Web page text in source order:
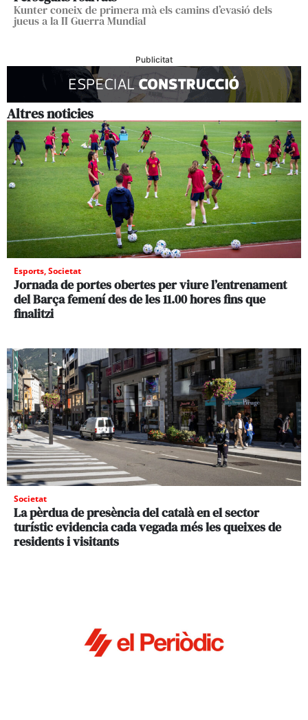
Kunter coneix de primera mà els camins d’evasió dels
jueus a la II Guerra Mundial
Publicitat
Altres noticies
Esports,Societat
Jornada de portes obertes per viure l’entrenament
del Barça femení des de les 11.00 hores fins que
finalitzi
Societat
La pèrdua de presència del català en el sector
turístic evidencia cada vegada més les queixes de
residents i visitants